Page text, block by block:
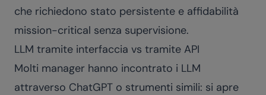
che richiedono stato persistente e affidabilità
mission-critical senza supervisione.
LLM tramite interfaccia vs tramite API
Molti manager hanno incontrato i LLM
attraverso ChatGPT o strumenti simili: si apre